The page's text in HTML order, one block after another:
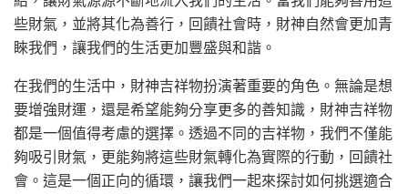
些財氣，並將其化為善行，回饋社會時，財神自然會更加青
睞我們，讓我們的生活更加豐盛與和諧。
在我們的生活中，財神吉祥物扮演著重要的角色。無論是想
要增強財運，還是希望能夠分享更多的善知識，財神吉祥物
都是一個值得考慮的選擇。透過不同的吉祥物，我們不僅能
夠吸引財氣，更能夠將這些財氣轉化為實際的行動，回饋社
會。這是一個正向的循環，讓我們一起來探討如何挑選適合